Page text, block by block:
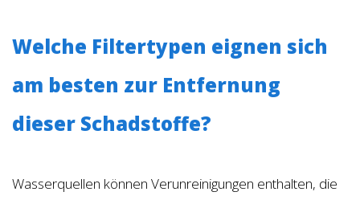
Welche Filtertypen eignen sich
am besten zur Entfernung
dieser Schadstoffe?
Wasserquellen können Verunreinigungen enthalten, die